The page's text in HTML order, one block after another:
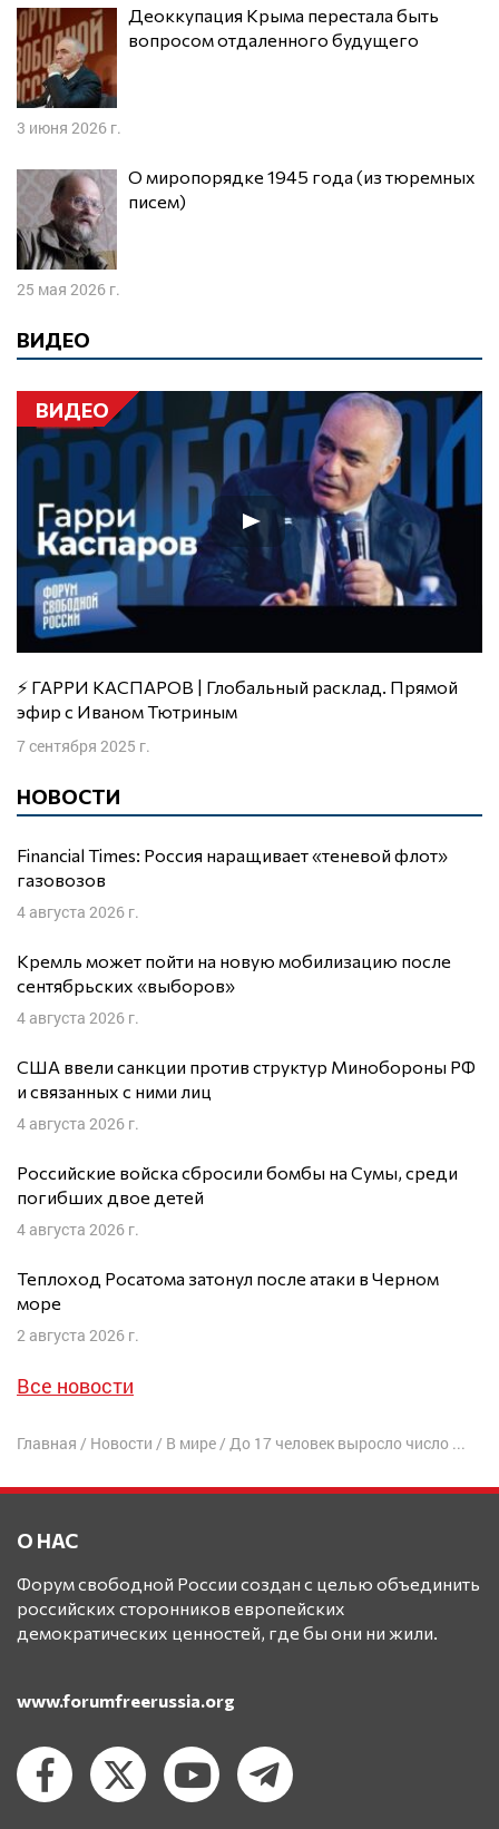
Деоккупация Крыма перестала быть
вопросом отдаленного будущего
3 июня 2026 г.
О миропорядке 1945 года (из тюремных
писем)
25 мая 2026 г.
ВИДЕО
ВИДЕО
⚡️ ГАРРИ КАСПАРОВ | Глобальный расклад. Прямой
эфир с Иваном Тютриным
7 сентября 2025 г.
НОВОСТИ
Financial Times: Россия наращивает «теневой флот»
газовозов
4 августа 2026 г.
Кремль может пойти на новую мобилизацию после
сентябрьских «выборов»
4 августа 2026 г.
США ввели санкции против структур Минобороны РФ
и связанных с ними лиц
4 августа 2026 г.
Российские войска сбросили бомбы на Сумы, среди
погибших двое детей
4 августа 2026 г.
Теплоход Росатома затонул после атаки в Черном
море
2 августа 2026 г.
Все новости
Главная / Новости / В мире/ До 17 человек выросло число жертв наводнения из-за разрушения дамбы Каховской ГЭС — оккупационные власти
О НАС
Форум свободной России создан с целью объединить
российских сторонников европейских
демократических ценностей, где бы они ни жили.
www.forumfreerussia.org